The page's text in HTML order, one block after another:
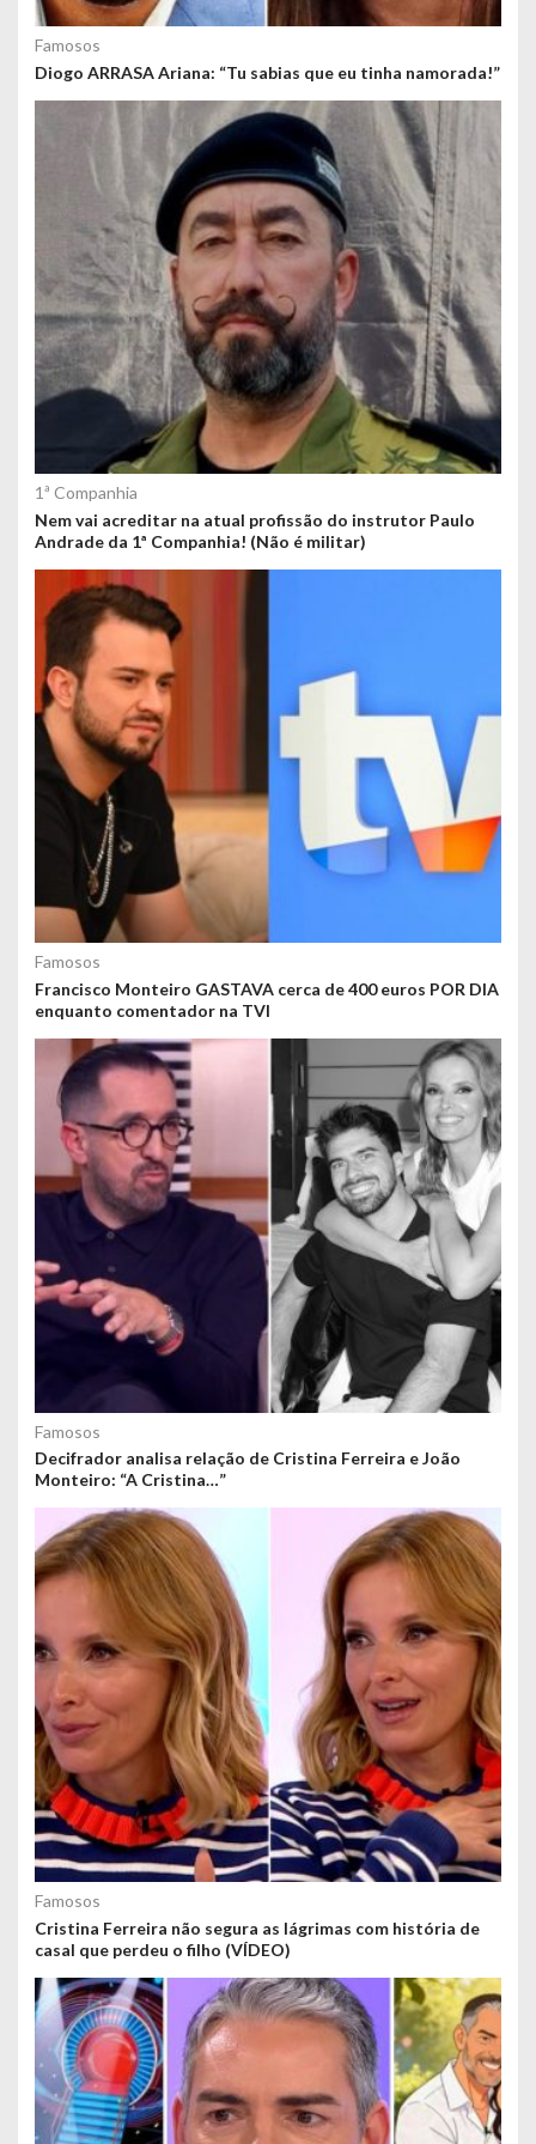
Famosos
Diogo ARRASA Ariana: “Tu sabias que eu tinha namorada!”
1ª Companhia
Nem vai acreditar na atual profissão do instrutor Paulo
Andrade da 1ª Companhia! (Não é militar)
Famosos
Francisco Monteiro GASTAVA cerca de 400 euros POR DIA
enquanto comentador na TVI
Famosos
Decifrador analisa relação de Cristina Ferreira e João
Monteiro: “A Cristina…”
Famosos
Cristina Ferreira não segura as lágrimas com história de
casal que perdeu o filho (VÍDEO)